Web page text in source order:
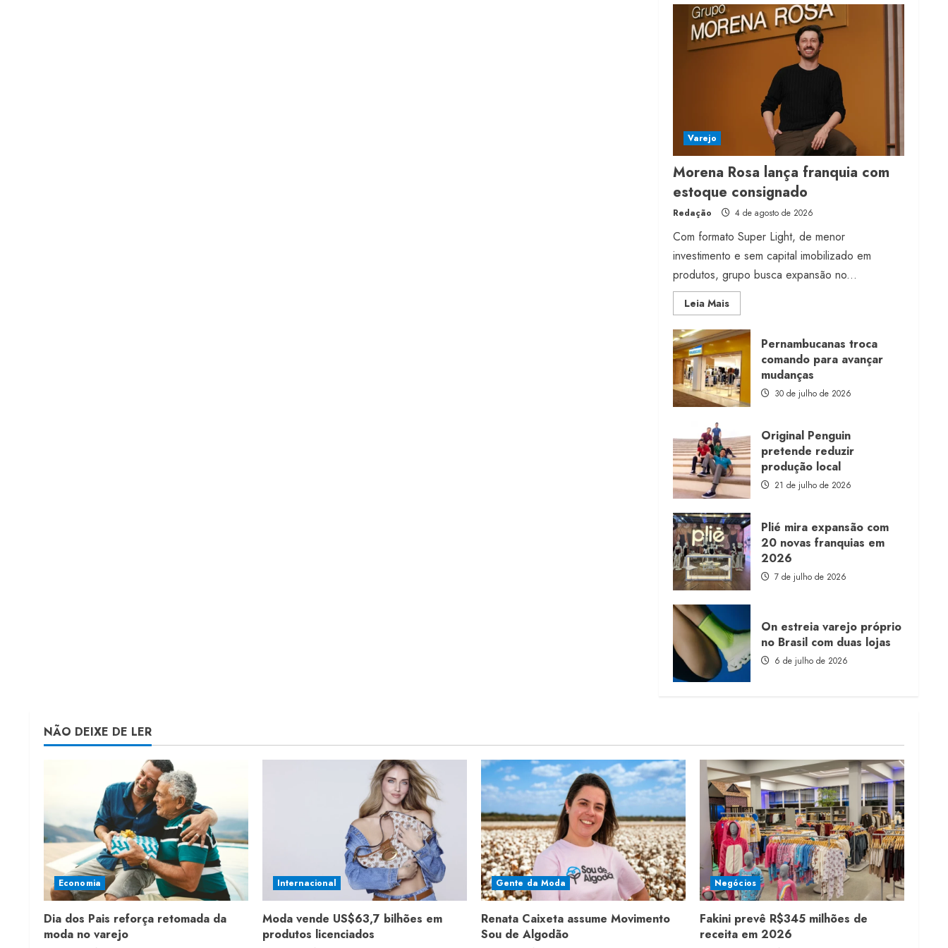
milhões de receita em
2026
4 de agosto de 2026
Projeto testa passaporte
digital na moda nacional
4 de agosto de 2026
Varejo
Morena Rosa lança franquia com
estoque consignado
Redação 4 de agosto de 2026
Com formato Super Light, de menor
investimento e sem capital imobilizado em
produtos, grupo busca expansão no...
Leia MaisRead
more
Morena
Rosa
lança
franquia
com
estoque
consignado
Pernambucanas troca
comando para avançar
mudanças
30 de julho de 2026
Original Penguin
pretende reduzir
produção local
21 de julho de 2026
Plié mira expansão com
20 novas franquias em
2026
7 de julho de 2026
On estreia varejo próprio
no Brasil com duas lojas
6 de julho de 2026
NÃO DEIXE DE LER
Economia
Dia dos Pais reforça retomada da
moda no varejo
Internacional
Moda vende US$63,7 bilhões em
produtos licenciados
Gente da Moda
Renata Caixeta assume Movimento
Sou de Algodão
Negócios
Fakini prevê R$345 milhões de
receita em 2026